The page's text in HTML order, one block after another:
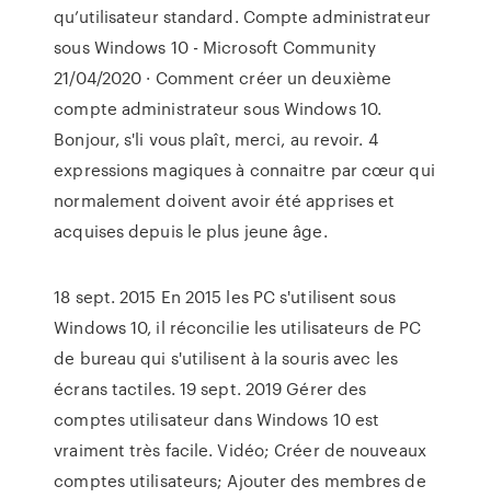
qu’utilisateur standard. Compte administrateur
sous Windows 10 - Microsoft Community
21/04/2020 · Comment créer un deuxième
compte administrateur sous Windows 10.
Bonjour, s'li vous plaît, merci, au revoir. 4
expressions magiques à connaitre par cœur qui
normalement doivent avoir été apprises et
acquises depuis le plus jeune âge.
18 sept. 2015 En 2015 les PC s'utilisent sous
Windows 10, il réconcilie les utilisateurs de PC
de bureau qui s'utilisent à la souris avec les
écrans tactiles. 19 sept. 2019 Gérer des
comptes utilisateur dans Windows 10 est
vraiment très facile. Vidéo; Créer de nouveaux
comptes utilisateurs; Ajouter des membres de